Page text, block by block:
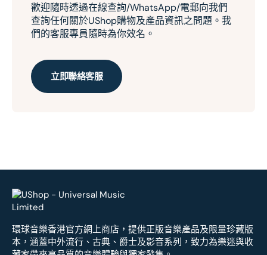
歡迎隨時透過在線查詢/WhatsApp/電郵向我們
查詢任何關於UShop購物及產品資訊之問題。我
們的客服專員隨時為你效名。
立即聯絡客服
環球音樂香港官方網上商店，提供正版音樂產品及限量珍藏版
本，涵蓋中外流行、古典、爵士及影音系列，致力為樂迷與收